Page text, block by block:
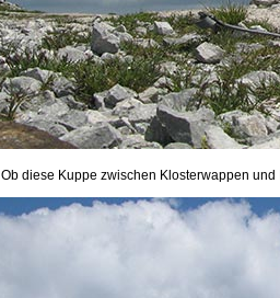
Ob diese Kuppe zwischen Klosterwappen